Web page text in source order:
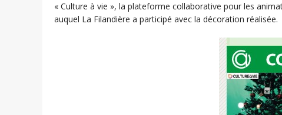
« Culture à vie », la plateforme collaborative pour les
auquel La Filandière a participé avec la décoration réalisée.